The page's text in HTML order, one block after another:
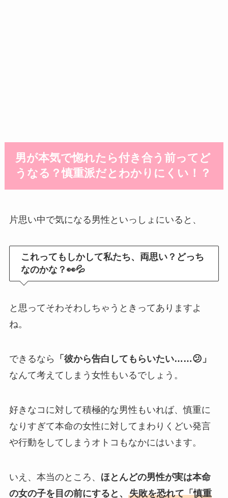
男が本気で惚れたら付き合う前ってど
うなる？慎重派だとわかりにくい！？
片思い中で気になる男性といっしょにいると、
これってもしかして私たち、両思い？どっち
なのかな？👀💦
と思ってそわそわしちゃうときってありますよ
ね。
できるなら
「彼から告白してもらいたい……😕」
なんて考えてしまう女性もいるでしょう。
好きなコに対して積極的な男性もいれば、慎重に
なりすぎて本命の女性に対してまわりくどい発言
や行動をしてしまうオトコもなかにはいます。
いえ、本当のところ、 ほとんどの男性が実は本命
の女の子を目の前にすると、 失敗を恐れて「慎重